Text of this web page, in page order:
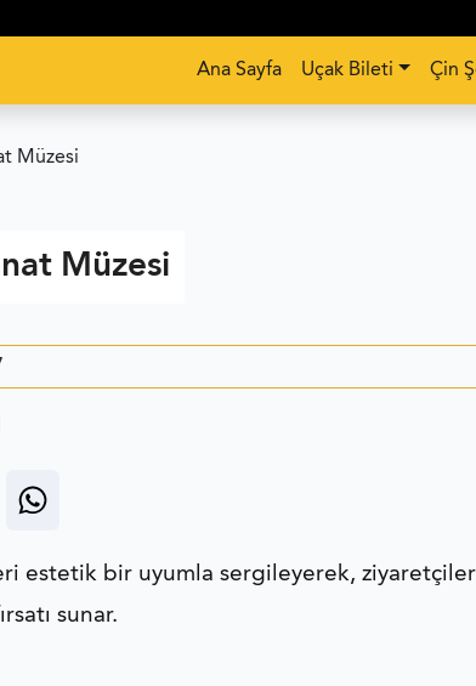
Ana Sayfa Uçak Bileti Çin
Müzesi
Müzesi
estetik bir uyumla sergileyerek,
sunar.